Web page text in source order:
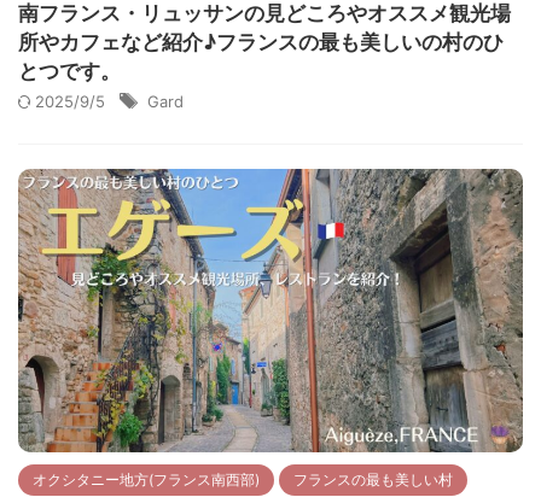
南フランス・リュッサンの見どころやオススメ観光場
所やカフェなど紹介♪フランスの最も美しいの村のひ
とつです。
2025/9/5 Gard
オクシタニー地方(フランス南西部) フランスの最も美しい村